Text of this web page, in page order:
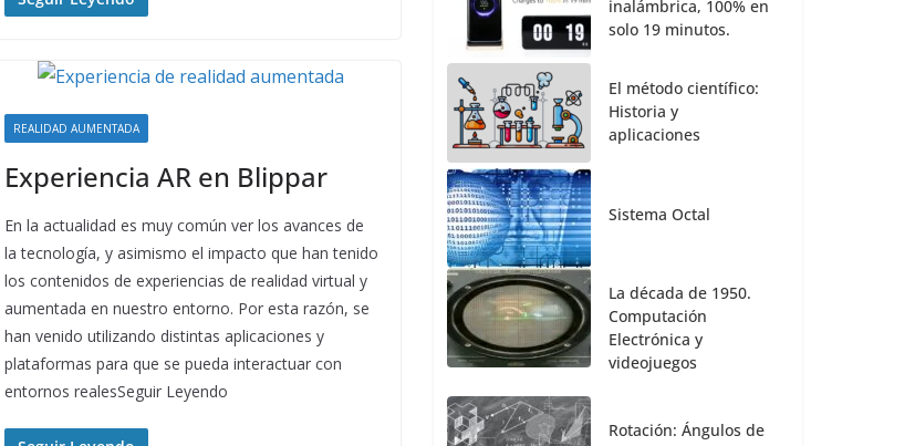
REALIDAD AUMENTADA
Experiencia AR en Blippar
En la actualidad es muy común ver los avances de
la tecnología, y asimismo el impacto que han tenido
los contenidos de experiencias de realidad virtual y
aumentada en nuestro entorno. Por esta razón, se
han venido utilizando distintas aplicaciones y
plataformas para que se pueda interactuar con
entornos realesSeguir Leyendo
inalámbrica, 100% en
solo 19 minutos.
El método científico:
Historia y
aplicaciones
Sistema Octal
La década de 1950.
Computación
Electrónica y
videojuegos
Rotación: Ángulos de